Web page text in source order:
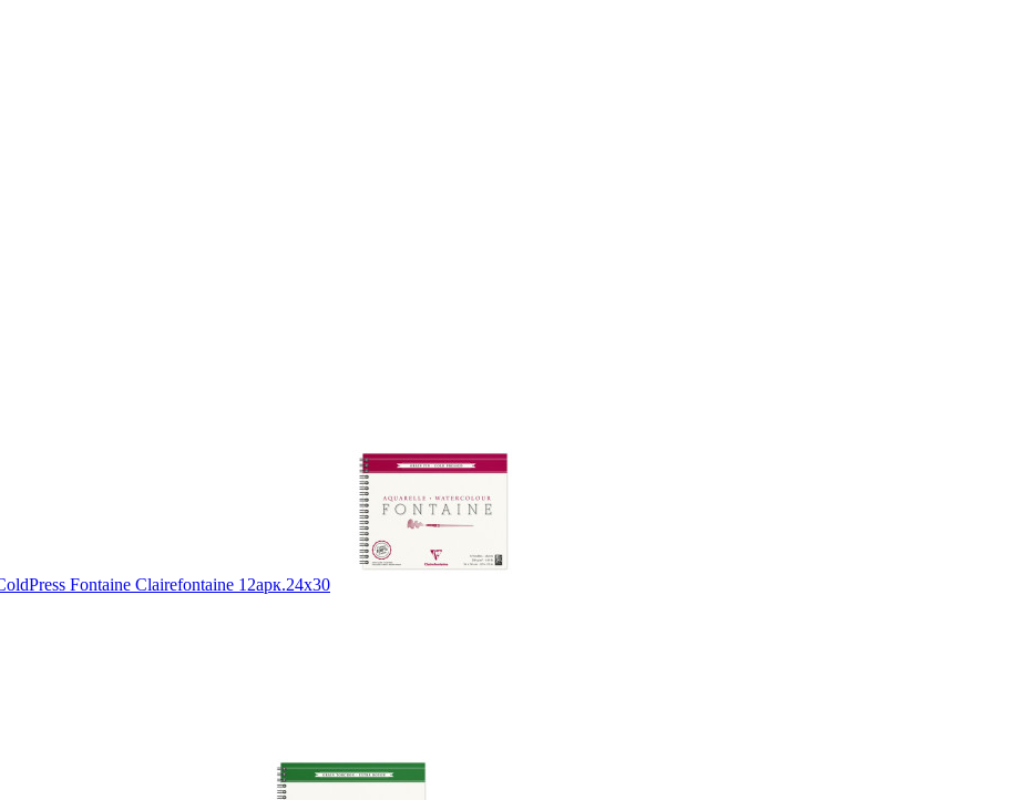
Fontaine Clairefontaine 12арк.24х30